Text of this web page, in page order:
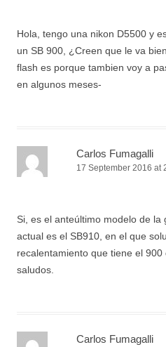
Hola, tengo una nikon D5500 y
un SB 900, ¿Creen que le va
flash es porque tambien voy a
en algunos meses-
Carlos Fumagalli
17 September 2016 at
Si, es el anteúltimo modelo de
actual es el SB910, en el que
recalentamiento que tiene el 900
saludos.
Carlos Fumagalli